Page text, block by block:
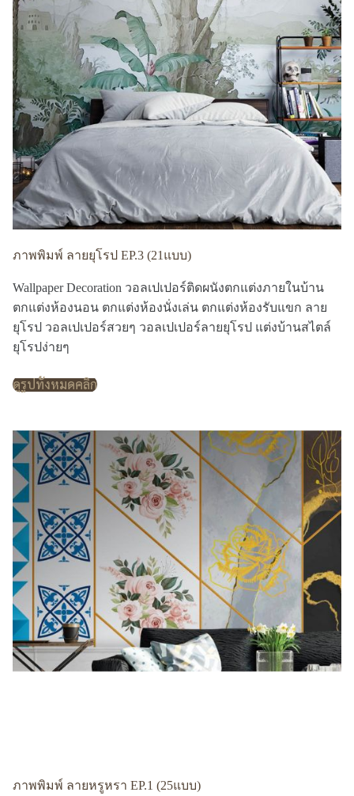
ภาพพิมพ์ ลายยุโรป EP.3 (21แบบ)
Wallpaper Decoration วอลเปเปอร์ติดผนังตกแต่งภายในบ้าน
ตกแต่งห้องนอน ตกแต่งห้องนั่งเล่น ตกแต่งห้องรับแขก ลาย
ยุโรป วอลเปเปอร์สวยๆ วอลเปเปอร์ลายยุโรป แต่งบ้านสไตล์
ยุโรปง่ายๆ
ดูรูปทั้งหมดคลิก
ภาพพิมพ์ ลายหรูหรา EP.1 (25แบบ)